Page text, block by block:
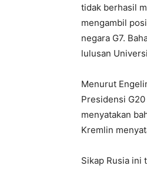
tidak berhasil
mengambil
negara G7.
lulusan
Menurut
Presidensi
menyatakan
Kremlin
Sikap Rusia ini